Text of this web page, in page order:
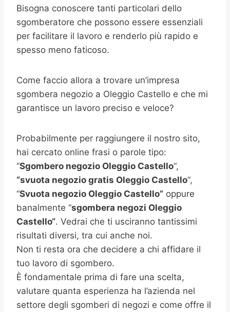
Bisogna conoscere tanti particolari dello
sgomberatore che possono essere essenziali
per facilitare il lavoro e renderlo più rapido e
spesso meno faticoso.
Come faccio allora a trovare un’impresa
sgombera negozio a Oleggio Castello e che mi
garantisce un lavoro preciso e veloce?
Probabilmente per raggiungere il nostro sito,
hai cercato online frasi o parole tipo:
“Sgombero negozio Oleggio Castello“,
“svuota negozio gratis Oleggio Castello“,
“Svuota negozio Oleggio Castello” oppure
banalmente “sgombera negozi Oleggio
Castello“. Vedrai che ti usciranno tantissimi
risultati diversi, tra cui anche noi.
Non ti resta ora che decidere a chi affidare il
tuo lavoro di sgombero.
È fondamentale prima di fare una scelta,
valutare quanta esperienza ha l’azienda nel
settore degli sgomberi di negozi e come offre il